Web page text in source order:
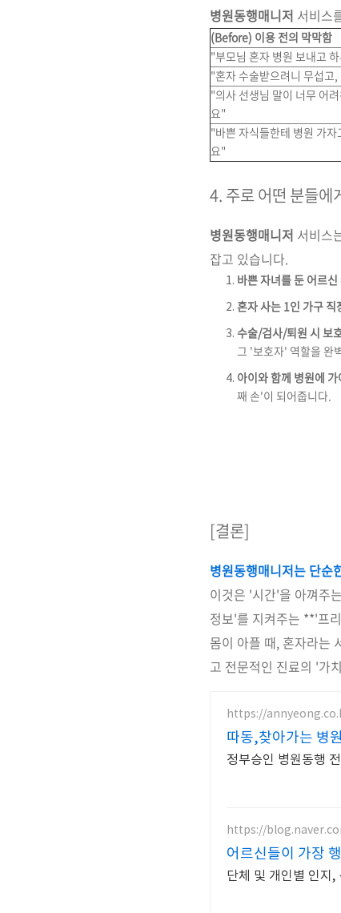
병원동행매니저 서비스
(Before) 이용 전의 막막함
"부모님 혼자 병원 보내고
"혼자 수술받으려니 무섭고
"의사 선생님 말이 너무 어
요"
"바쁜 자식들한테 병원 가
요"
4. 주로 어떤 분들에
병원동행매니저 서비스
잡고 있습니다.
바쁜 자녀를 둔 어르
혼자 사는 1인 가구 직
수술/검사/퇴원 시 보
그 '보호자' 역할을 완
아이와 함께 병원에
째 손'이 되어줍니다.
[결론]
병원동행매니저는 단순
이것은 '시간'을 아껴주
정보'를 지켜주는 **'프
몸이 아플 때, 혼자라는
고 전문적인 진료의 '가
https://
따동,찾아가는 병
정부승인 병원동행
https://
어르신들이 가장
단체 및 개인별 인지